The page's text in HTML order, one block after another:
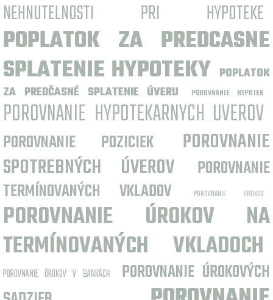
NEHNUTELNOSTI PRI HYPOTEKE
POPLATOK ZA PREDCASNE
SPLATENIE HYPOTEKY POPLATOK
ZA PREDČASNÉ SPLATENIE ÚVERU
POROVNANIE HYPOTEK
POROVNANIE HYPOTEKARNYCH UVEROV
POROVNANIE POZICIEK
POROVNANIE
SPOTREBNÝCH ÚVEROV
POROVNANIE
TERMÍNOVANÝCH VKLADOV
POROVNANIE UROKOV
POROVNANIE ÚROKOV NA
TERMÍNOVANÝCH VKLADOCH
POROVNANIE ÚROKOV V BANKÁCH
POROVNANIE ÚROKOVÝCH